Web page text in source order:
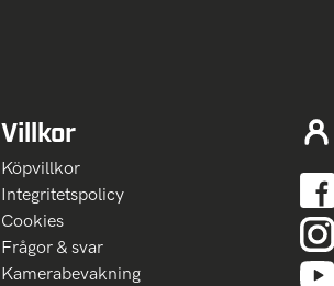
Villkor
Köpvillkor
Integritetspolicy
Cookies
Frågor & svar
Kamerabevakning